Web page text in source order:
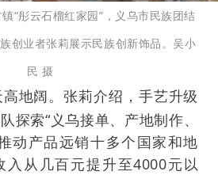
“彤云石榴红家园”，义乌市民族团结
创业者张莉展示民族创新饰品。吴小
民 摄
地阔。张莉介绍，手艺升级
探索“义乌接单、产地制作、
动产品远销十多个国家和地
入从几百元提升至4000元以